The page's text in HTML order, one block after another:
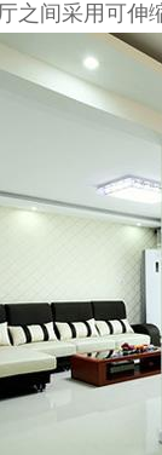
之间采用可伸